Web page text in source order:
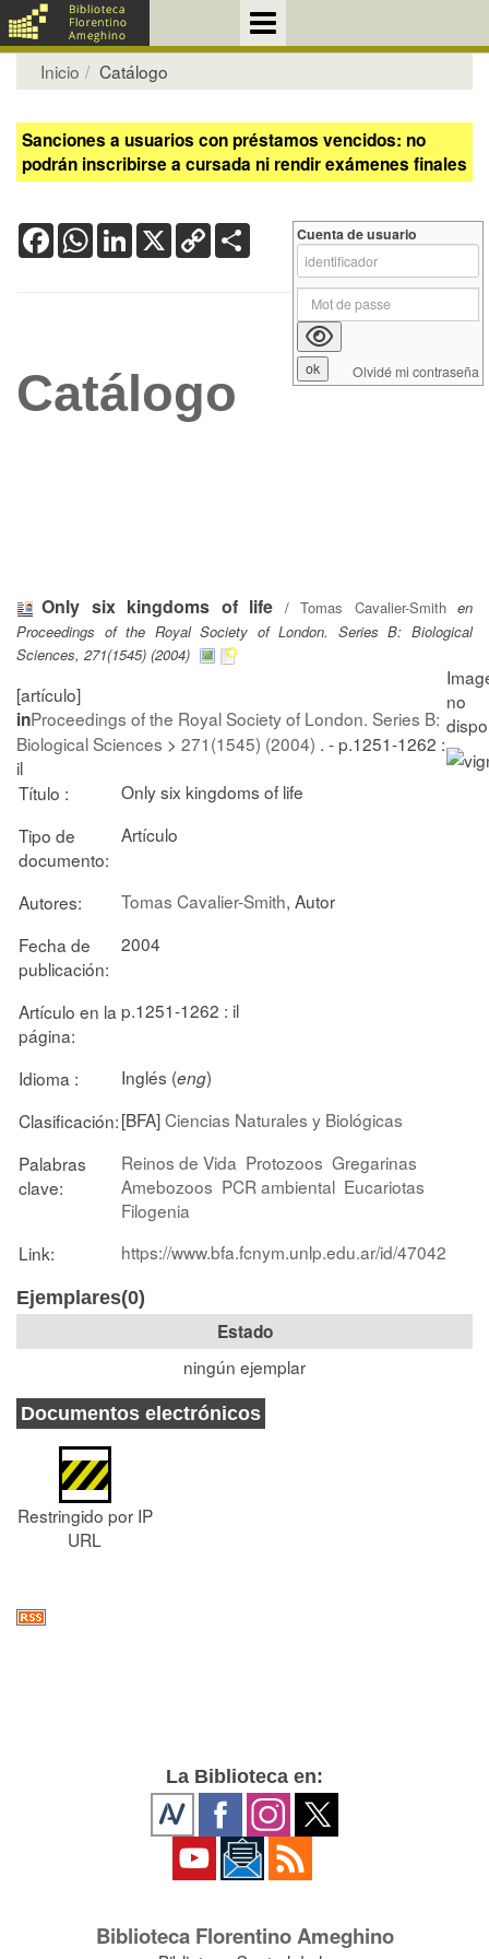
Inicio Catálogo
Sanciones a usuarios con préstamos vencidos: no
podrán inscribirse a cursada ni rendir exámenes finales
FacebookWhatsApp
LinkedIn
X Copy
Link
Catálogo
Only six kingdoms of life / Tomas Cavalier-Smith en
Proceedings of the Royal Society of London. Series B: Biological
Sciences, 271(1545) (2004)
[artículo]
inProceedings of the Royal Society of London. Series B:
Biological Sciences > 271(1545) (2004) . - p.1251-1262 :
il
Título :
Only six kingdoms of life
Tipo de
documento:
Artículo
Autores: Tomas Cavalier-Smith, Autor
Fecha de
publicación:
2004
Artículo en la
página:
p.1251-1262 : il
Idioma : Inglés (eng)
Clasificación:[BFA]Ciencias Naturales y Biológicas
Palabras
clave:
Reinos de Vida Protozoos Gregarinas
Amebozoos PCR ambiental Eucariotas
Filogenia
Link:
https://www.bfa.fcnym.unlp.edu.ar/id/47042
Ejemplares(0)
Estado
ningún ejemplar
Documentos electrónicos
Restringido por IP
URL
Cuenta de usuario
Olvidé mi contraseña
La Biblioteca en:
Biblioteca Florentino Ameghino